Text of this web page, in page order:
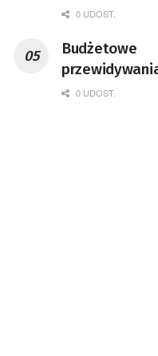
ogólnopolski
0 UDOST.
Budżetowe
sejmiku
0 UDOST.